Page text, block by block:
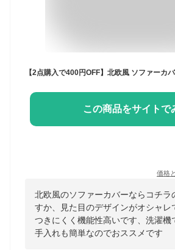
この商品をサイトで
価格
北欧風のソファーカバーならコチラ
すか、見た目のデザインがオシャレ
つきにくく機能性高いです、洗濯機
手入れも簡単なのでおススメです